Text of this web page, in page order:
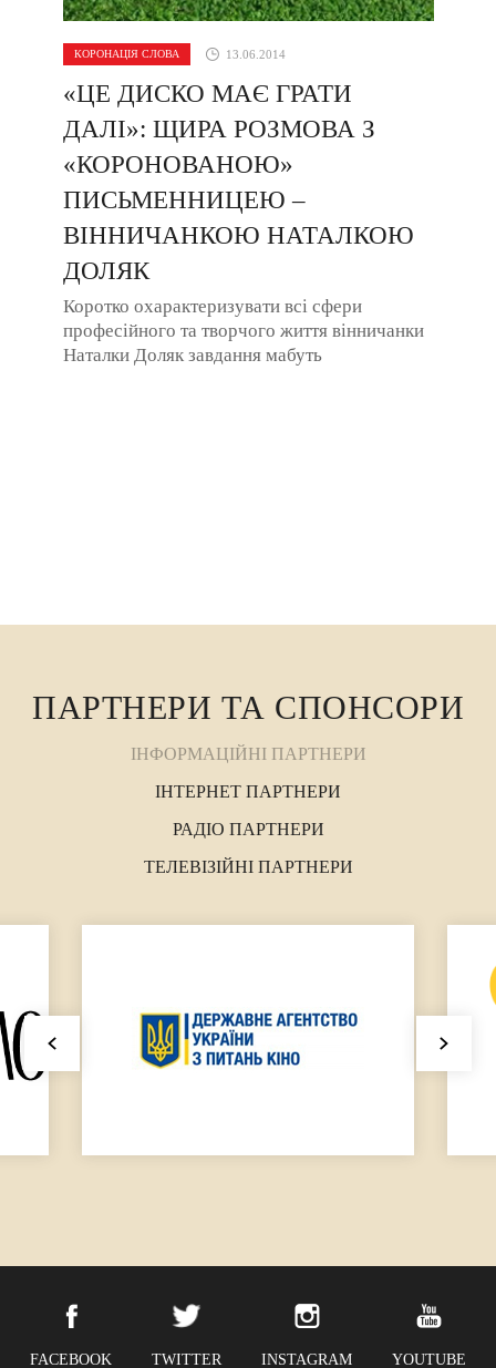
КОРОНАЦІЯ СЛОВА 13.06.2014
«ЦЕ ДИСКО МАЄ ГРАТИ
ДАЛІ»: ЩИРА РОЗМОВА З
«КОРОНОВАНОЮ»
ПИСЬМЕННИЦЕЮ –
ВІННИЧАНКОЮ НАТАЛКОЮ
ДОЛЯК
Коротко охарактеризувати всі сфери
професійного та творчого життя вінничанки
Наталки Доляк завдання мабуть
ПАРТНЕРИ ТА СПОНСОРИ
ІНФОРМАЦІЙНІ ПАРТНЕРИ
ІНТЕРНЕТ ПАРТНЕРИ
РАДІО ПАРТНЕРИ
ТЕЛЕВІЗІЙНІ ПАРТНЕРИ
FACEBOOK TWITTER INSTAGRAM YOUTUBE